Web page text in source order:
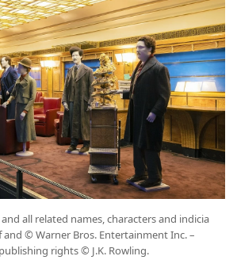
and all related names, characters and indicia
© Warner Bros. Entertainment Inc. –
rights © J.K. Rowling.